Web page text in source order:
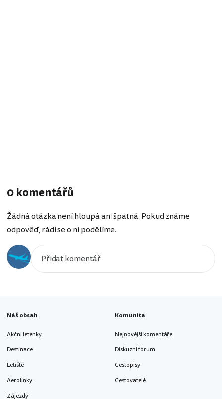
0 komentářů
Žádná otázka není hloupá ani špatná. Pokud známe
odpověď, rádi se o ni podělíme.
Náš obsah
Akční letenky
Destinace
Letiště
Aerolinky
Zájezdy
Komunita
Nejnovější komentáře
Diskuzní fórum
Cestopisy
Cestovatelé